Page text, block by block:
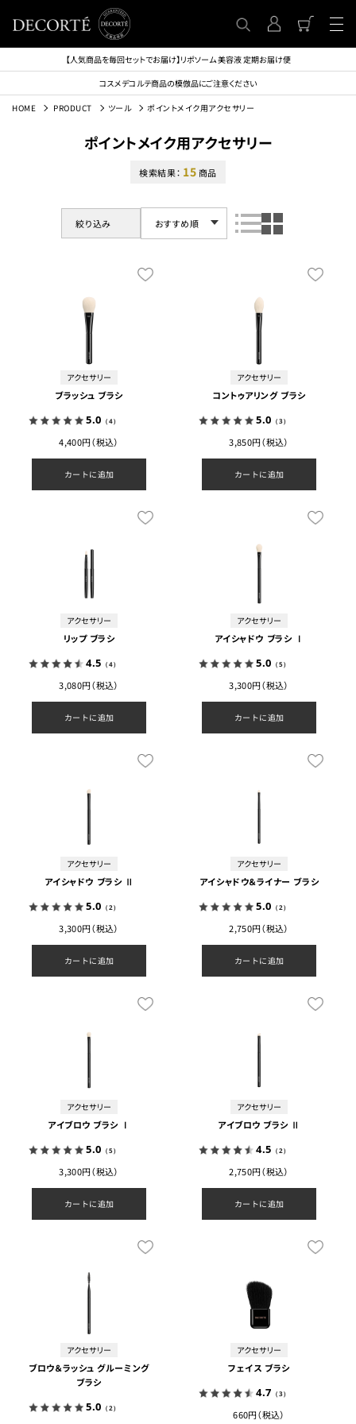
【人気商品を毎回セットでお届け】リポソーム 美容液 定期お届け便
コスメデコルテ商品の模倣品にご注意ください
HOME PRODUCT ツール ポイントメイク用アクセサリー
ポイントメイク用アクセサリー
検索結果： 15商品
絞り込み おすすめ順
アクセサリー
ブラッシュ ブラシ
5.0 （4）
4,400円（税込）
カートに追加
アクセサリー
コントゥアリング ブラシ
5.0 （3）
3,850円（税込）
カートに追加
アクセサリー
リップ ブラシ
4.5 （4）
3,080円（税込）
カートに追加
アクセサリー
アイシャドウ ブラシ Ⅰ
5.0 （5）
3,300円（税込）
カートに追加
アクセサリー
アイシャドウ ブラシ Ⅱ
5.0 （2）
3,300円（税込）
カートに追加
アクセサリー
アイシャドウ＆ライナー ブラシ
5.0 （2）
2,750円（税込）
カートに追加
アクセサリー
アイブロウ ブラシ Ⅰ
5.0 （5）
3,300円（税込）
カートに追加
アクセサリー
アイブロウ ブラシ Ⅱ
4.5 （2）
2,750円（税込）
カートに追加
アクセサリー
ブロウ＆ラッシュ グルーミング
ブラシ
5.0 （2）
アクセサリー
フェイス ブラシ
4.7 （3）
660円（税込）